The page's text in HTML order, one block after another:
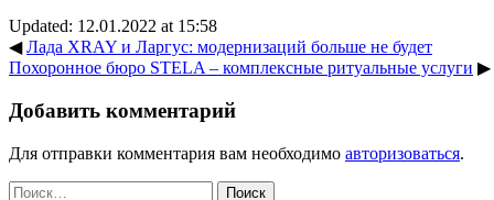
Updated: 12.01.2022 at 15:58
◀Лада XRAY и Ларгус: модернизаций больше не будет
Похоронное бюро STELA – комплексные ритуальные услуги ▶
Добавить комментарий
Для отправки комментария вам необходимо авторизоваться.
Найти: